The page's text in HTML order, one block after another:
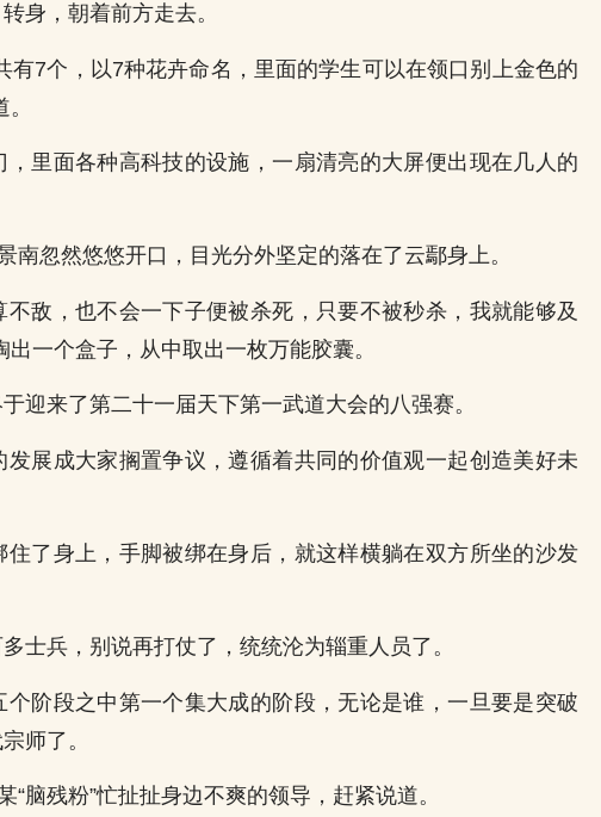
身，朝着前方走去。
有7个，以7种花卉命名，里面的学生可以在领口别上金色的
里面各种高科技的设施，一扇清亮的大屏便出现在几人的
南忽然悠悠开口，目光分外坚定的落在了云鄢身上。
不敌，也不会一下子便被杀死，只要不被秒杀，我就能够及
一个盒子，从中取出一枚万能胶囊。
迎来了第二十一届天下第一武道大会的八强赛。
展成大家搁置争议，遵循着共同的价值观一起创造美好未
了身上，手脚被绑在身后，就这样横躺在双方所坐的沙发
士兵，别说再打仗了，统统沦为辎重人员了。
阶段之中第一个集大成的阶段，无论是谁，一旦要是突破
师了。
“脑残粉”忙扯扯身边不爽的领导，赶紧说道。